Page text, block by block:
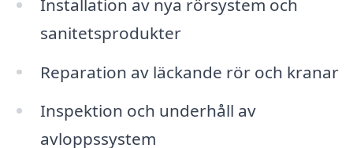
Installation av nya rörsystem och
sanitetsprodukter
Reparation av läckande rör och kranar
Inspektion och underhåll av
avloppssystem